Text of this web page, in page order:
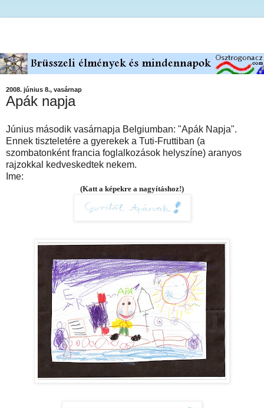
2008. június 8., vasárnap
Apák napja
Június második vasárnapja Belgiumban: "Apák Napja".
Ennek tiszteletére a gyerekek a Tuti-Fruttiban (a
szombatonként francia foglalkozások helyszíne) aranyos
rajzokkal kedveskedtek nekem.
Ime:
(Katt a képekre a nagyításhoz!)